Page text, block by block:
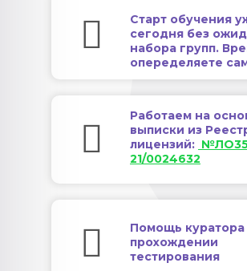
Старт обучения
сегодня без
набора групп.
опеределяете
Работаем на
выписки из
лицензий:
21/0024632
Помощь куратора
прохождении
тестирования